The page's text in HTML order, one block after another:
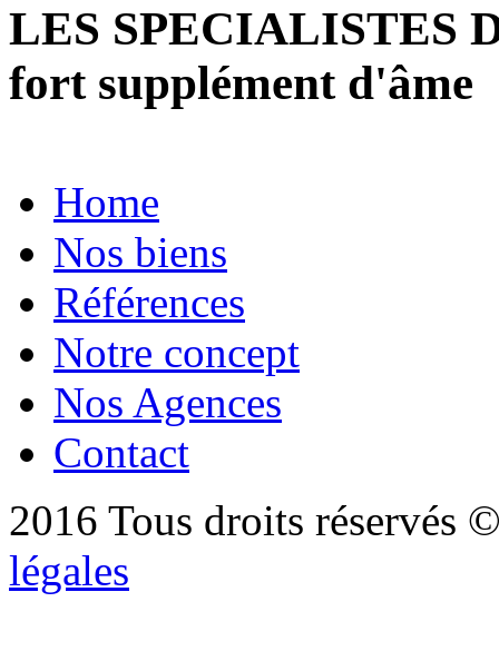
LES SPECIALISTES
fort supplément d'âme
Home
Nos biens
Références
Notre concept
Nos Agences
Contact
2016 Tous droits réservés
légales